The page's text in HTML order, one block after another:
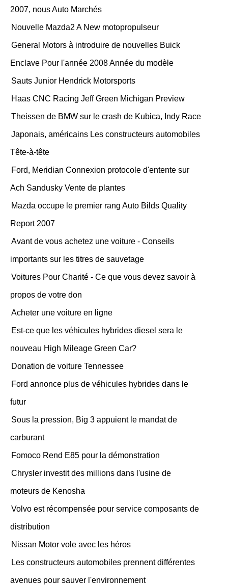
2007, nous Auto Marchés
Nouvelle Mazda2 A New motopropulseur
General Motors à introduire de nouvelles Buick
Enclave Pour l'année 2008 Année du modèle
Sauts Junior Hendrick Motorsports
Haas CNC Racing Jeff Green Michigan Preview
Theissen de BMW sur le crash de Kubica, Indy Race
Japonais, américains Les constructeurs automobiles
Tête-à-tête
Ford, Meridian Connexion protocole d'entente sur
Ach Sandusky Vente de plantes
Mazda occupe le premier rang Auto Bilds Quality
Report 2007
Avant de vous achetez une voiture - Conseils
importants sur les titres de sauvetage
Voitures Pour Charité - Ce que vous devez savoir à
propos de votre don
Acheter une voiture en ligne
Est-ce que les véhicules hybrides diesel sera le
nouveau High Mileage Green Car?
Donation de voiture Tennessee
Ford annonce plus de véhicules hybrides dans le
futur
Sous la pression, Big 3 appuient le mandat de
carburant
Fomoco Rend E85 pour la démonstration
Chrysler investit des millions dans l'usine de
moteurs de Kenosha
Volvo est récompensée pour service composants de
distribution
Nissan Motor vole avec les héros
Les constructeurs automobiles prennent différentes
avenues pour sauver l'environnement